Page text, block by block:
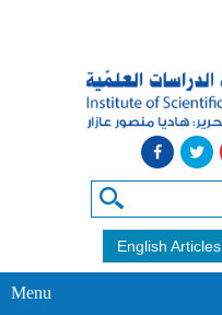
English Articles
Menu